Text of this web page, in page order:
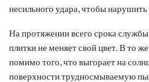
несильного удара, чтобы нарушить
На протяжении всего срока
плитки не меняет свой цвет. В то
помимо того, что выгорает на
поверхности трудносмываемую